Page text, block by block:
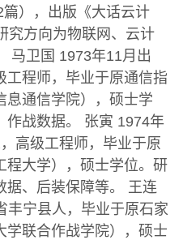
），出版《大话云计
究方向为物联网、云计
马卫国 1973年11月出
工程师，毕业于原通信指
息通信学院），硕士学
作战数据。 张寅 1974年
高级工程师，毕业于原
程大学），硕士学位。研
据、后装保障等。 王连
丰宁县人，毕业于原石家
学联合作战学院），硕士